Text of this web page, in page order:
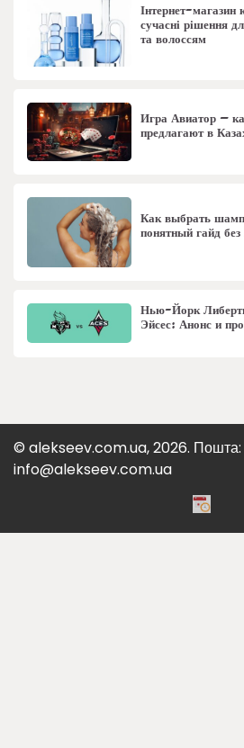
Інтернет-
сучасні рішення
та волоссям
Игра Авиатор –
предлагают в
Как выбрать
понятный гайд
Нью-Йорк
Эйсес: Анонс и
© alekseev.com.ua, 2026. Пошта:
info@alekseev.com.ua